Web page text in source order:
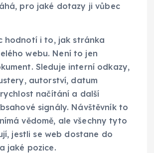
pro jaké dotazy ji vůbec
hodnotí i to, jak stránka
webu. Není to jen
Sleduje interní odkazy,
autorství, datum
načítání a další
signály. Návštěvník to
vědomě, ale všechny tyto
jestli se web dostane do
jaké pozice.